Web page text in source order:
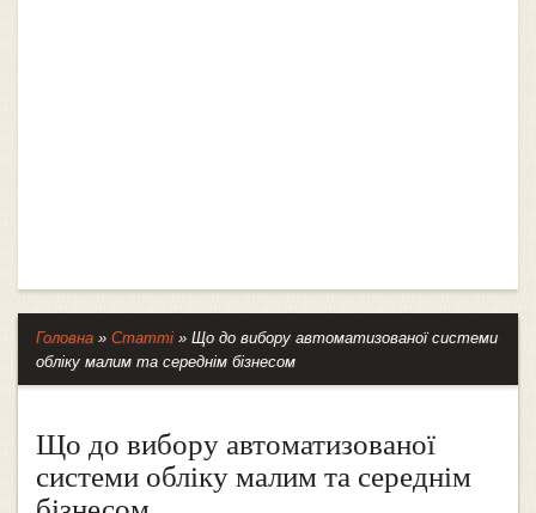
Головна » Статті » Що до вибору автоматизованої системи
обліку малим та середнім бізнесом
Що до вибору автоматизованої
системи обліку малим та середнім